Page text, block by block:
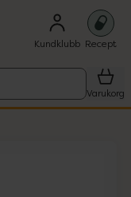
Kundklubb Recept
Varukorg